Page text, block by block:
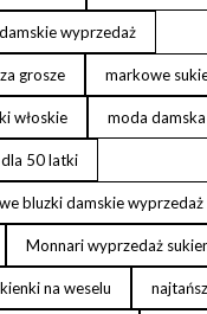
wyprzedaż
grosze markowe
włoskie moda damska
50 latki
bluzki damskie wyprzedaż
Monnari wyprzedaż
na weselu